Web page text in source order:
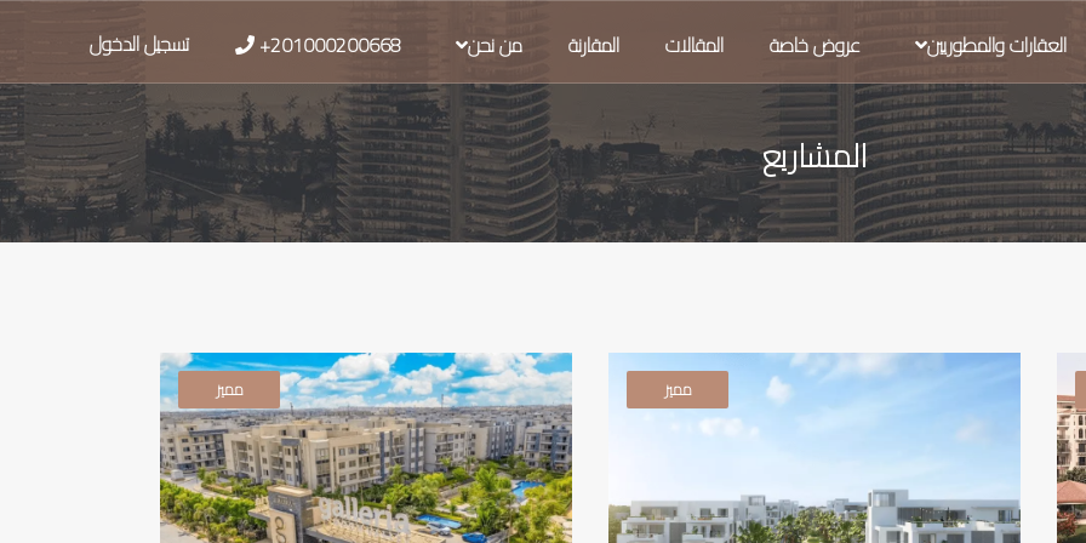
تسجيل الدخول +201000200668 من نحن المقارنة المقالات عروض خاصة العقارات والمطوريين
المشاريع
مميز مميز